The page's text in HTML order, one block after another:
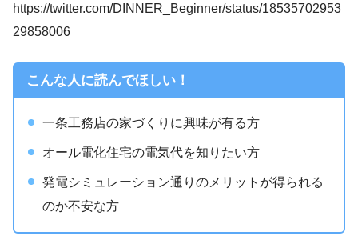
https://twitter.com/DINNER_Beginner/status/18535702953
29858006
こんな人に読んでほしい！
一条工務店の家づくりに興味が有る方
オール電化住宅の電気代を知りたい方
発電シミュレーション通りのメリットが得られる
のか不安な方